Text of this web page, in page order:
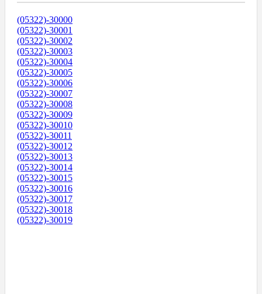
(05322)-30000
(05322)-30001
(05322)-30002
(05322)-30003
(05322)-30004
(05322)-30005
(05322)-30006
(05322)-30007
(05322)-30008
(05322)-30009
(05322)-30010
(05322)-30011
(05322)-30012
(05322)-30013
(05322)-30014
(05322)-30015
(05322)-30016
(05322)-30017
(05322)-30018
(05322)-30019